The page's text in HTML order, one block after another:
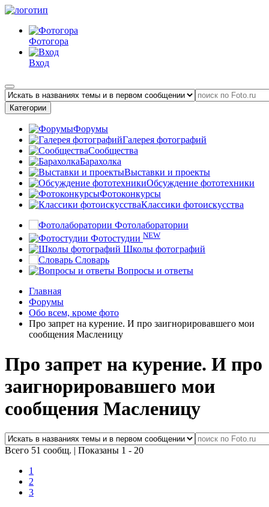
Фотогора
Вход
Категории
Форумы
Галерея фотографий
Сообщества
Барахолка
Выставки и проекты
Обсуждение фототехники
Фотоконкурсы
Классики фотоискусства
Фотолаборатории
Фотостудии NEW
Школы фотографий
Словарь
Вопросы и ответы
Главная
Форумы
Обо всем, кроме фото
Про запрет на курение. И про заигнорировавшего мои
сообщения Масленицу
Про запрет на курение. И про
заигнорировавшего мои
сообщения Масленицу
Всего 51 сообщ. | Показаны 1 - 20
1
2
3